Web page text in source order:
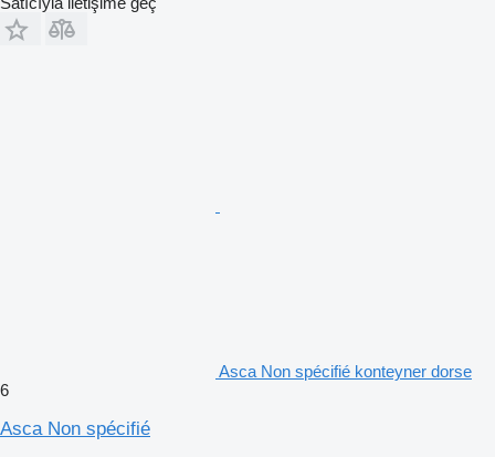
Asca Non spécifié konteyner dorse
6
Asca Non spécifié